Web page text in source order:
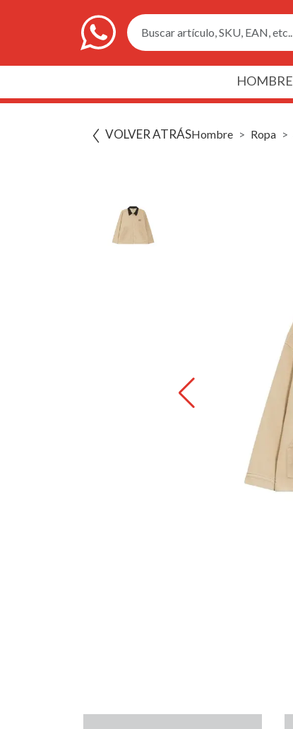
Buscar artículo, SKU, EAN, etc..
HOMBRE
VOLVER ATRÁSHombre Ropa